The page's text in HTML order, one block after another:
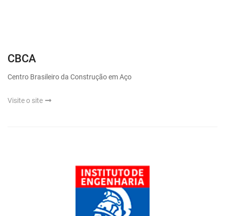
CBCA
Centro Brasileiro da Construção em Aço
Visite o site